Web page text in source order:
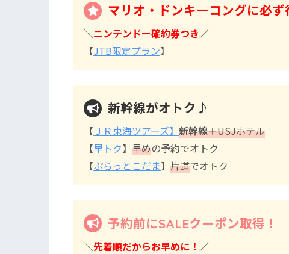
マリオ・ドンキーコングに必ず
＼ニンテンドー確約券つき／
【JTB限定プラン】
新幹線がオトク♪
【 ＪＲ東海ツアーズ】新幹線＋USJホテル
【早トク】早めの予約でオトク
【ぷらっとこだま】片道でオトク
予約前にSALEクーポン取得！
＼先着順だからお早めに！ ／